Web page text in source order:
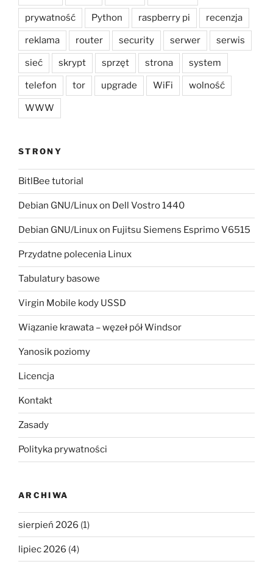
prywatność Python raspberry pi recenzja
reklama router security serwer serwis
sieć skrypt sprzęt strona system
telefon tor upgrade WiFi wolność
WWW
STRONY
BitlBee tutorial
Debian GNU/Linux on Dell Vostro 1440
Debian GNU/Linux on Fujitsu Siemens Esprimo V6515
Przydatne polecenia Linux
Tabulatury basowe
Virgin Mobile kody USSD
Wiązanie krawata – węzeł pół Windsor
Yanosik poziomy
Licencja
Kontakt
Zasady
Polityka prywatności
ARCHIWA
sierpień 2026 (1)
lipiec 2026 (4)